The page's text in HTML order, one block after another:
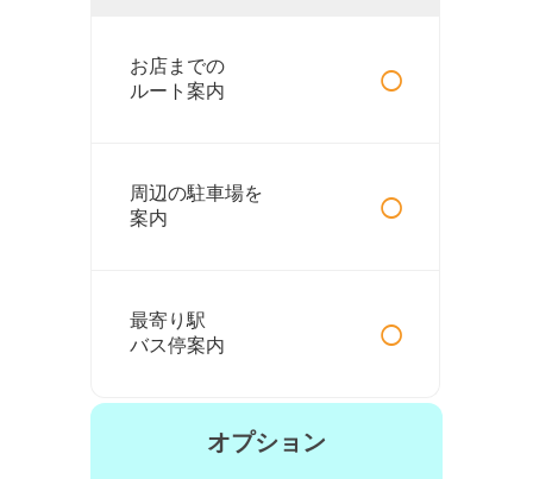
お店までの
ルート案内
○
周辺の駐車場を
案内
○
最寄り駅
バス停案内
○
オプション